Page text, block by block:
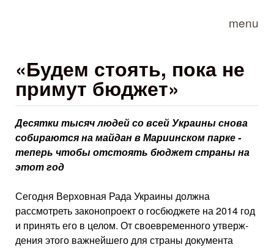
menu
«Будем стоять, пока не
примут бюджет»
Десятки тысяч людей со всей Украины снова
собираются на майдан в Мариинском парке -
теперь чтобы отстоять бюджет страны на
этот год
Сегодня Верховная Рада Украины должна
рассмотреть законопроект о гос­бюджете на 2014 год
и принять его в целом. От своевременного утверж­
дения этого важнейшего для страны документа